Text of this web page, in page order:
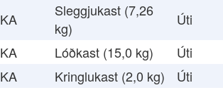
KA
Sleggjukast (7,26
kg)
Úti
KA Lóðkast (15,0 kg)
Úti
KA Kringlukast (2,0 kg)
Úti